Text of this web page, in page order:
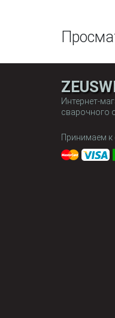
Интернет-
сварочного
Принимаем к